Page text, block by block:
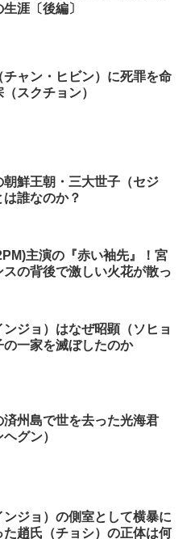
涯〔後編〕
チャン・ヒビン）に死罪を命
（スクチョン）
朝鮮王朝・三大世子（セジ
は誰なのか？
主演の『赤い袖先』！宮
スの背後で激しい火花が散っ
ンジョ）はなぜ昭顕（ソヒョ
の一家を滅ぼしたのか
済州島で世を去った光海君
ヘグン）
ンジョ）の側室として横暴に
た趙氏（チョシ）の正体は何